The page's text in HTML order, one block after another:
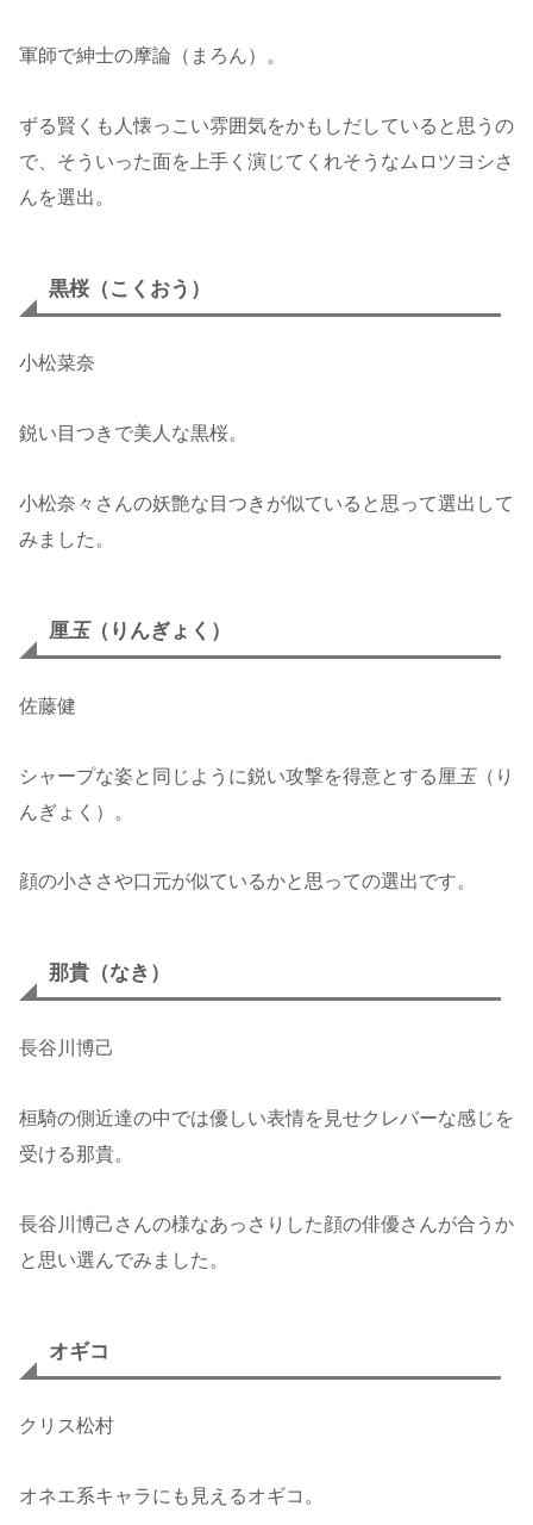
軍師で紳士の摩論（まろん）。
ずる賢くも人懐っこい雰囲気をかもしだしていると思うの
で、そういった面を上手く演じてくれそうなムロツヨシさ
んを選出。
黒桜（こくおう）
小松菜奈
鋭い目つきで美人な黒桜。
小松奈々さんの妖艶な目つきが似ていると思って選出して
みました。
厘玉（りんぎょく）
佐藤健
シャープな姿と同じように鋭い攻撃を得意とする厘 玉（り
んぎょく）。
顔の小ささや口元が似ているかと思っての選出です。
那貴（なき）
長谷川博己
桓騎の側近達の中では優しい表情を見せクレバーな感じを
受ける那貴。
長谷川博己さんの様なあっさりした顔の俳優さんが合うか
と思い選んでみました。
オギコ
クリス松村
オネエ系キャラにも見えるオギコ。